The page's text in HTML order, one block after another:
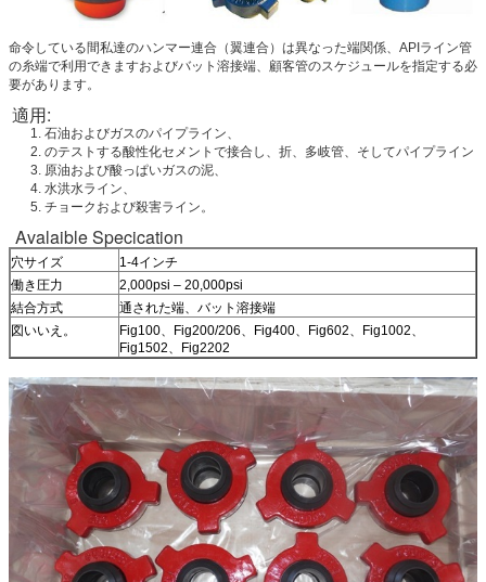
命令している間私達のハンマー連合（翼連合）は異なった端関係、APIライン管
の糸端で利用できますおよびバット溶接端、顧客管のスケジュールを指定する必
要があります。
適用:
1. 石油およびガスのパイプライン、
2. のテストする酸性化セメントで接合し、折、多岐管、そしてパイプライン
3. 原油および酸っぱいガスの泥、
4. 水洪水ライン、
5. チョークおよび殺害ライン。
Avalaible Specication
穴サイズ
1-4インチ
働き圧力
2,000psi – 20,000psi
結合方式
通された端、バット溶接端
図いいえ。
Fig100、Fig200/206、Fig400、Fig602、Fig1002、
Fig1502、Fig2202